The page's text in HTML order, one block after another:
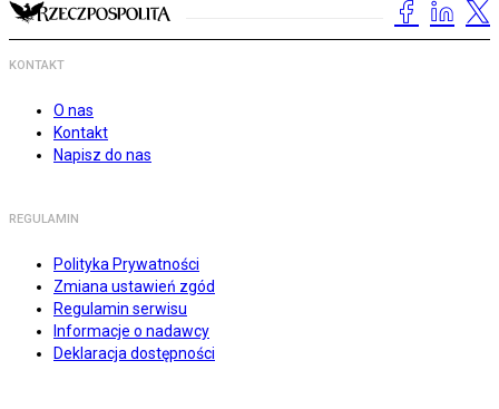
KONTAKT
O nas
Kontakt
Napisz do nas
REGULAMIN
Polityka Prywatności
Zmiana ustawień zgód
Regulamin serwisu
Informacje o nadawcy
Deklaracja dostępności